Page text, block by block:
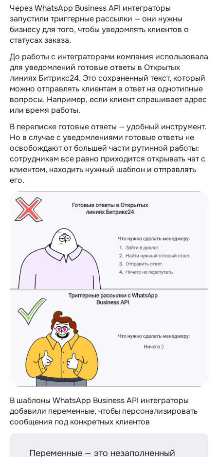
Через WhatsApp Business API интеграторы
запустили триггерные рассылки — они нужны
бизнесу для того, чтобы уведомлять клиентов о
статусах заказа.
До работы с интеграторами компания использовала
для уведомлений готовые ответы в Открытых
линиях Битрикс24. Это сохраненный текст, который
можно отправлять клиентам в ответ на однотипные
вопросы. Например, если клиент спрашивает адрес
или время работы.
В переписке готовые ответы — удобный инструмент.
Но в случае с уведомлениями готовые ответы не
освобождают от большей части рутинной работы:
сотрудникам все равно приходится открывать чат с
клиентом, находить нужный шаблон и отправлять
его.
В шаблоны WhatsApp Business API интеграторы
добавили переменные, чтобы персонализировать
сообщения под конкретных клиентов
Переменные — это незаполненный